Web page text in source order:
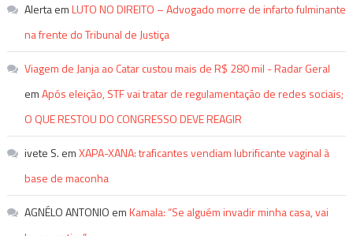
AlertaemLUTO NO DIREITO – Advogado morre de infarto fulminante
na frente do Tribunal de Justiça
Viagem de Janja ao Catar custou mais de R$ 280 mil - Radar Geral
emApós eleição, STF vai tratar de regulamentação de redes sociais;
O QUE RESTOU DO CONGRESSO DEVE REAGIR
ivete S. emXAPA-XANA: traficantes vendiam lubrificante vaginal à
base de maconha
AGNÉLO ANTONIO emKamala: “Se alguém invadir minha casa, vai